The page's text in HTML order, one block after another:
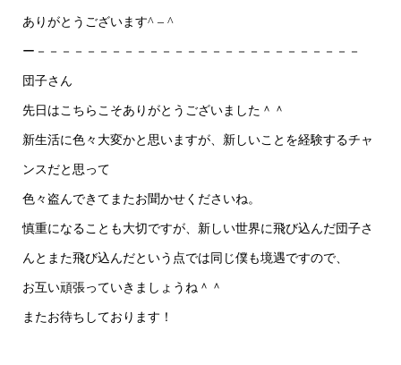
ありがとうございます^ – ^
ー－－－－－－－－－－－－－－－－－－－－－－－－－－
団子さん
先日はこちらこそありがとうございました＾＾
新生活に色々大変かと思いますが、新しいことを経験するチャ
ンスだと思って
色々盗んできてまたお聞かせくださいね。
慎重になることも大切ですが、新しい世界に飛び込んだ団子さ
んとまた飛び込んだという点では同じ僕も境遇ですので、
お互い頑張っていきましょうね＾＾
またお待ちしております！